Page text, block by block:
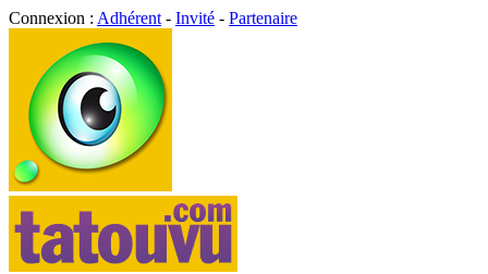
Connexion : Adhérent - Invité - Partenaire